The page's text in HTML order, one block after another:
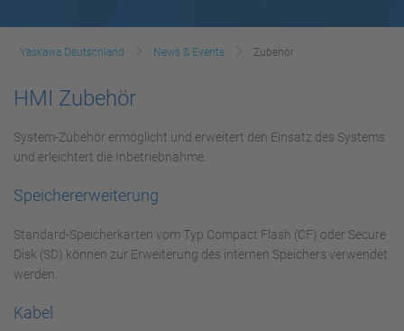
Yaskawa Deutschland News & Events Zubehör
HMI Zubehör
System-Zubehör ermöglicht und erweitert den Einsatz des Systems
und erleichtert die Inbetriebnahme.
Speichererweiterung
Standard-Speicherkarten vom Typ Compact Flash (CF) oder Secure
Disk (SD) können zur Erweiterung des internen Speichers verwendet
werden.
Kabel